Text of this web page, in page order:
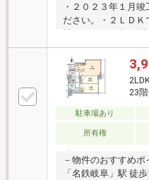
・２０２３年１月
ださい。・２ＬＤＫ
帖、キッチン約3.5
チンには、ディス
一体型水栓、お手
が付いています。・
ンクロゼットが付い
りできます。・洗面
れしやすいボウル
コニー間口約８．
イニング・洋室（
コニー。ペット飼育
23
駐車場あり
所有権
－物件のおすすめ
「名鉄岐阜」駅 徒